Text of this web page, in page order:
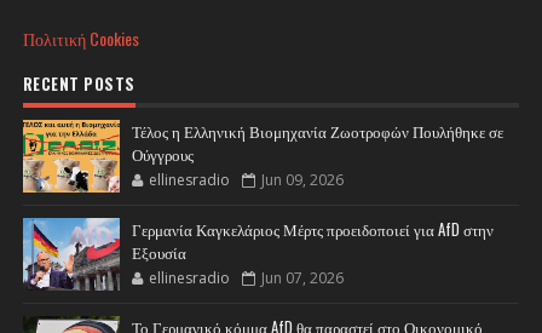
Πολιτική Cookies
RECENT POSTS
Τέλος η Ελληνική Βιομηχανία Ζωοτροφών Πουλήθηκε σε
Ούγγρους
ellinesradio Jun 09, 2026
Γερμανία Καγκελάριος Μέρτς προειδοποιεί για AfD στην
Εξουσία
ellinesradio Jun 07, 2026
Το Γερμανικό κόμμα AfD θα παραστεί στο Οικονομικό